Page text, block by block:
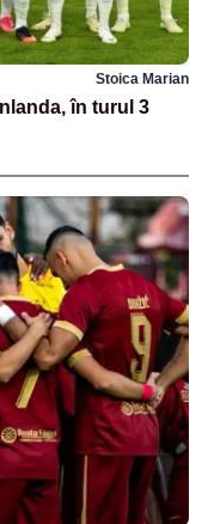
Stoica Marian
în turul 3